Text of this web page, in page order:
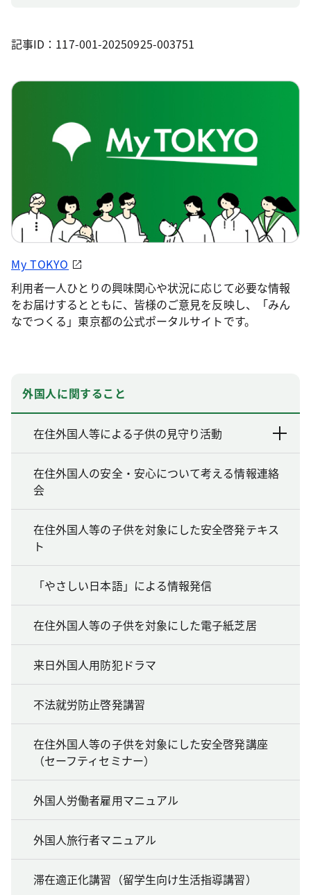
記事ID：117-001-20250925-003751
My TOKYO
利用者一人ひとりの興味関心や状況に応じて必要な情報
をお届けするとともに、皆様のご意見を反映し、「みん
なでつくる」東京都の公式ポータルサイトです。
外国人に関すること
在住外国人等による子供の見守り活動
在住外国人の安全・安心について考える情報連絡
会
在住外国人等の子供を対象にした安全啓発テキス
ト
「やさしい日本語」による情報発信
在住外国人等の子供を対象にした電子紙芝居
来日外国人用防犯ドラマ
不法就労防止啓発講習
在住外国人等の子供を対象にした安全啓発講座
（セーフティセミナー）
外国人労働者雇用マニュアル
外国人旅行者マニュアル
滞在適正化講習（留学生向け生活指導講習）